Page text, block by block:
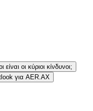
είναι οι κύριοι κίνδυνοι;
για AER.AX